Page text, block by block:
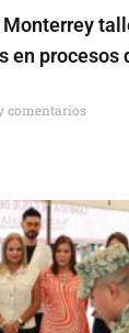
en procesos
comentarios